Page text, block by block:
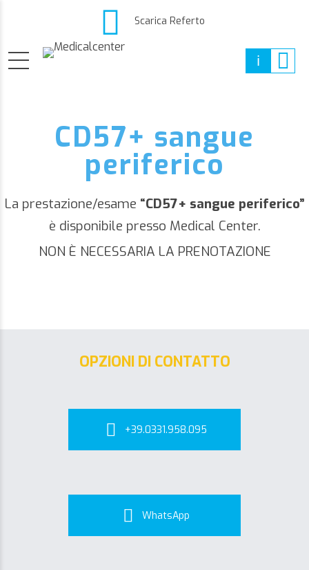
Scarica Referto
CD57+ sangue
periferico
La prestazione/esame “CD57+ sangue periferico”
è disponibile presso Medical Center.
NON È NECESSARIA LA PRENOTAZIONE
OPZIONI DI CONTATTO
+39.0331.958.095
WhatsApp